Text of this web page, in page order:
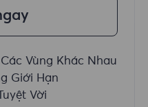
Vùng Khác Nhau
Giới Hạn
Vời